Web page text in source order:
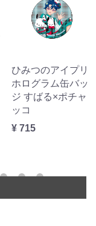
ひみつのアイプリ
ホログラム缶バッ
ジ すばる×ポチャ
ッコ
¥ 715